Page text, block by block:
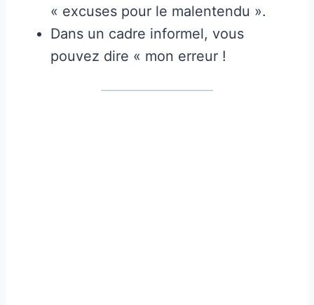
« excuses pour le malentendu ».
Dans un cadre informel, vous
pouvez dire « mon erreur !